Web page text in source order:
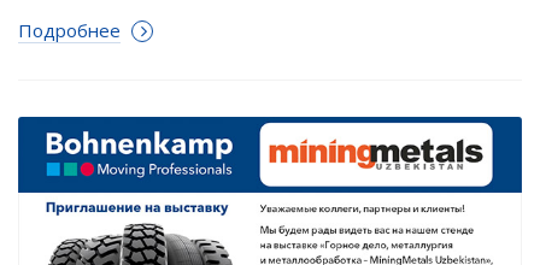
Подробнее